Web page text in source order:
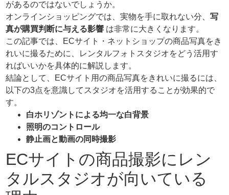
があるのではないでしょうか。
オンラインショッピングでは、実物を手に取れない分、写
真が購買判断に与える影響 は非常に大きくなります。
この記事では、ECサイト・ネットショップの商品写真をき
れいに撮るために、レンタルフォトスタジオをどう活用す
ればいいかを具体的に解説します。
結論として、ECサイト用の商品写真をきれいに撮るには、
以下の3点を意識してスタジオを活用することが効果的で
す。
白ホリゾントによる均一な白背景
照明のコントロール
静止画と動画の同時撮影
ECサイトの商品撮影にレン
タルスタジオが向いている